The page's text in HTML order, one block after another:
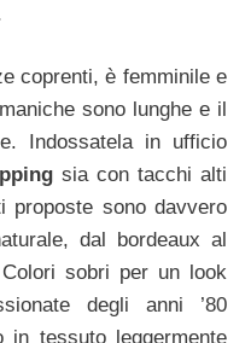
coprenti, è femminile e
sono lunghe e il
Indossatela in ufficio
sia con tacchi alti
proposte sono davvero
dal bordeaux al
sobri per un look
degli anni ’80
in tessuto leggermente